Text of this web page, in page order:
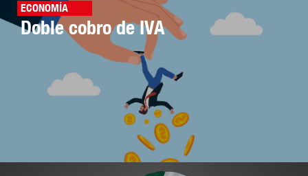
ECONOMÍA
Doble cobro de IVA